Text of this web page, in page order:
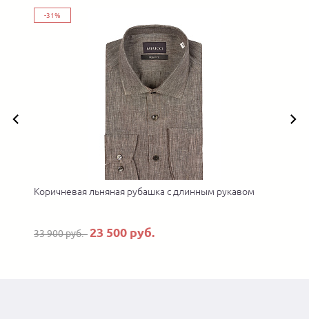
-31%
Коричневая льняная рубашка с длинным рукавом
33 900 руб. 23 500 руб.